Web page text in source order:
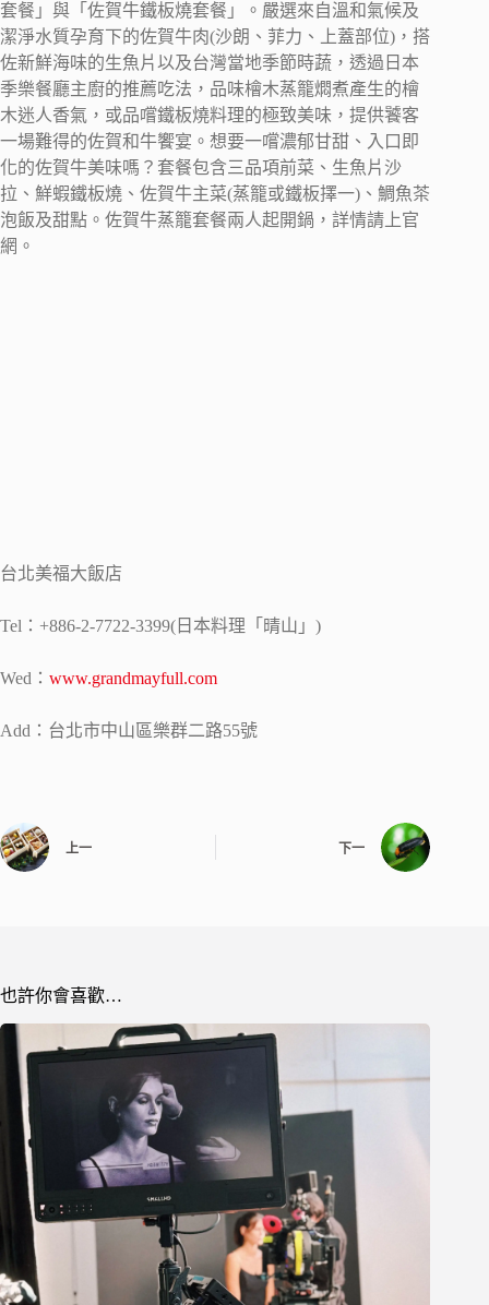
套餐」與「佐賀牛鐵板燒套餐」。嚴選來自溫和氣候及
潔淨水質孕育下的佐賀牛肉(沙朗、菲力、上蓋部位)，搭
佐新鮮海味的生魚片以及台灣當地季節時蔬，透過日本
季樂餐廳主廚的推薦吃法，品味檜木蒸籠燜煮產生的檜
木迷人香氣，或品嚐鐵板燒料理的極致美味，提供饕客
一場難得的佐賀和牛饗宴。想要一嚐濃郁甘甜、入口即
化的佐賀牛美味嗎？套餐包含三品項前菜、生魚片沙
拉、鮮蝦鐵板燒、佐賀牛主菜(蒸籠或鐵板擇一)、鯛魚茶
泡飯及甜點。佐賀牛蒸籠套餐兩人起開鍋，詳情請上官
網。
台北美福大飯店
Tel：+886-2-7722-3399(日本料理「晴山」)
Wed： www.grandmayfull.com
Add：台北市中山區樂群二路55號
上一 下一
也許你會喜歡…